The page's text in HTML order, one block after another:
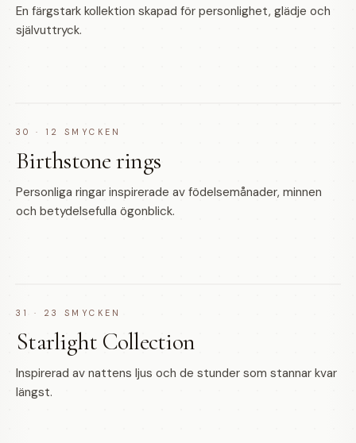
En färgstark kollektion skapad för personlighet, glädje och
självuttryck.
30 · 12 SMYCKEN
Birthstone rings
Personliga ringar inspirerade av födelsemånader, minnen
och betydelsefulla ögonblick.
31 · 23 SMYCKEN
Starlight Collection
Inspirerad av nattens ljus och de stunder som stannar kvar
längst.